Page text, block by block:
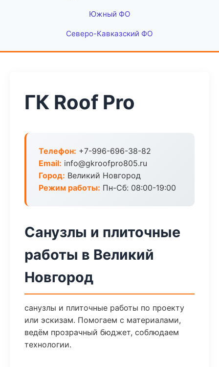
Южный ФО
Северо-Кавказский ФО
ГК Roof Pro
Телефон: +7-996-696-38-82
Email: info@gkroofpro805.ru
Город: Великий Новгород
Режим работы: Пн-Сб: 08:00-19:00
Санузлы и плиточные
работы в Великий
Новгород
санузлы и плиточные работы по проекту
или эскизам. Помогаем с материалами,
ведём прозрачный бюджет, соблюдаем
технологии.